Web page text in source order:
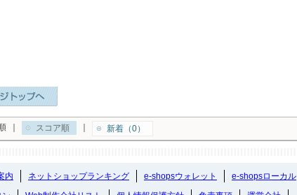
スコア順 新着（0）
内 ネットショップランキング e-shopsウォレット e-shopsローカル